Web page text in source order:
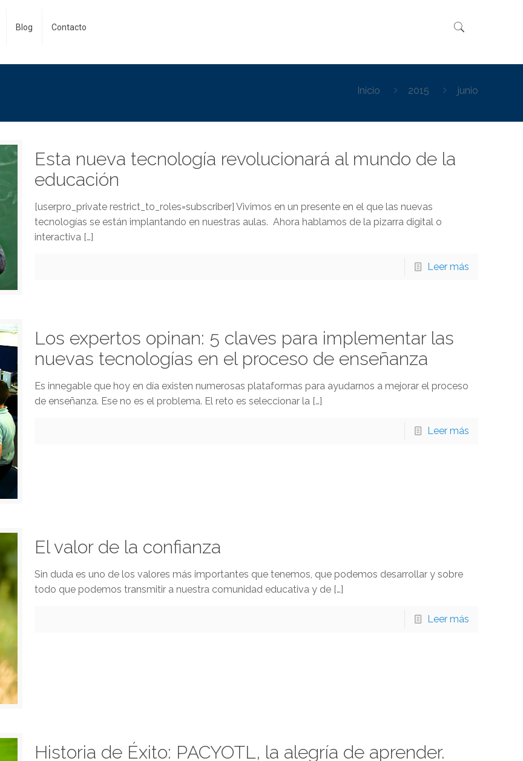
Blog Contacto
Inicio 2015 junio
Esta nueva tecnología revolucionará al mundo de la
educación
[userpro_private restrict_to_roles=subscriber] Vivimos en un presente en el que las nuevas
tecnologías se están implantando en nuestras aulas. Ahora hablamos de la pizarra digital o
interactiva[…]
Leer más
Los expertos opinan: 5 claves para implementar las
nuevas tecnologías en el proceso de enseñanza
Es innegable que hoy en día existen numerosas plataformas para ayudarnos a mejorar el proceso
de enseñanza. Ese no es el problema. El reto es seleccionar la[…]
Leer más
El valor de la confianza
Sin duda es uno de los valores más importantes que tenemos, que podemos desarrollar y sobre
todo que podemos transmitir a nuestra comunidad educativa y de[…]
Leer más
Historia de Éxito: PACYOTL, la alegría de aprender.